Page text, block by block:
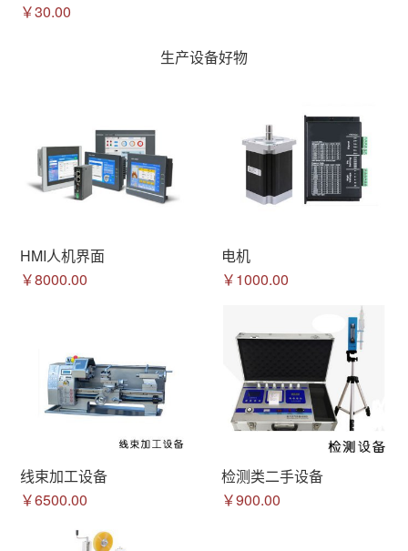
￥30.00
生产设备好物
HMI人机界面
￥8000.00
电机
￥1000.00
线束加工设备
￥6500.00
检测类二手设备
￥900.00